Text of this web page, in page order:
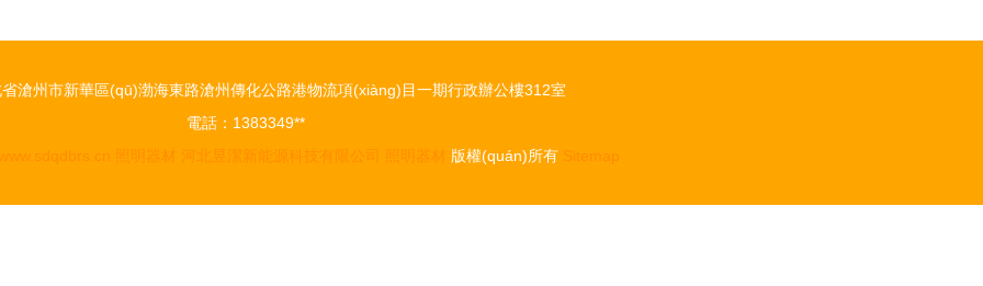
滄州市新華區(qū)渤海東路滄州傳化公路港物流項(xiàng)目一期行政辦公樓312室
電話：1383349**
www.sdqdbrs.cn 照明器材 河北昱潔新能源科技有限公司 照明器材 版權(quán)所有 Sitemap